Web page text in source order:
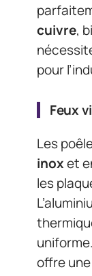
cuivre,
pour
Feux
Les
inoxet
les
offre